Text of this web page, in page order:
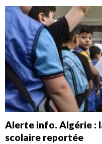
Alerte info. Algérie :
scolaire reportée